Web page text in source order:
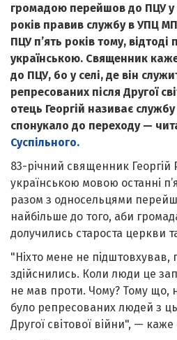
громадою перейшов до ПЦУ у
років правив службу в УПЦ
ПЦУ пʼять років тому,
українською. Священник
до ПЦУ, бо у селі, де він
репресованих після Другої
отець Георгій називає
спонукало до переходу —
Суспільного.
83-річний священник Георгій
українською мовою останні
разом з односельцями
найбільше до того, аби
долучились староста церкви
"Ніхто мене не підштовхував,
здійснились. Коли люди це
не мав проти. Чому? Тому що,
було репресованих людей з
Другої світової війни", —